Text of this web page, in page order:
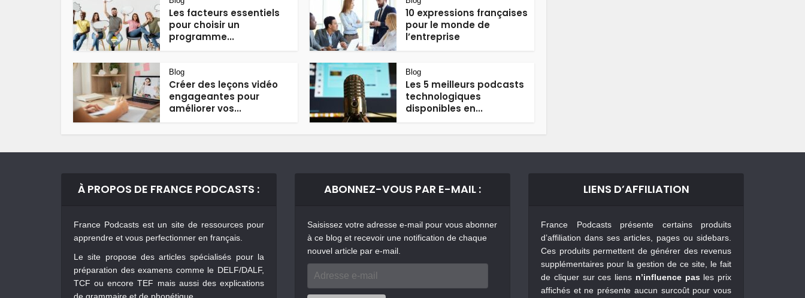
Les facteurs essentiels
pour choisir un
programme...
10 expressions françaises
pour le monde de
l’entreprise
Blog
Créer des leçons vidéo
engageantes pour
améliorer vos...
Blog
Les 5 meilleurs podcasts
technologiques
disponibles en...
À PROPOS DE FRANCE PODCASTS :
France Podcasts est un site de ressources pour
apprendre et vous perfectionner en français.
Le site propose des articles spécialisés pour la
préparation des examens comme le DELF/DALF,
TCF ou encore TEF mais aussi des explications
ABONNEZ-VOUS PAR E-MAIL :
Saisissez votre adresse e-mail pour vous abonner
à ce blog et recevoir une notification de chaque
nouvel article par e-mail.
mail
LIENS D’AFFILIATION
France Podcasts présente certains produits
d’affiliation dans ses articles, pages ou sidebars.
Ces produits permettent de générer des revenus
supplémentaires pour la gestion de ce site, le fait
de cliquer sur ces liens n’influence pas les prix
affichés et ne présente aucun surcoût pour vous